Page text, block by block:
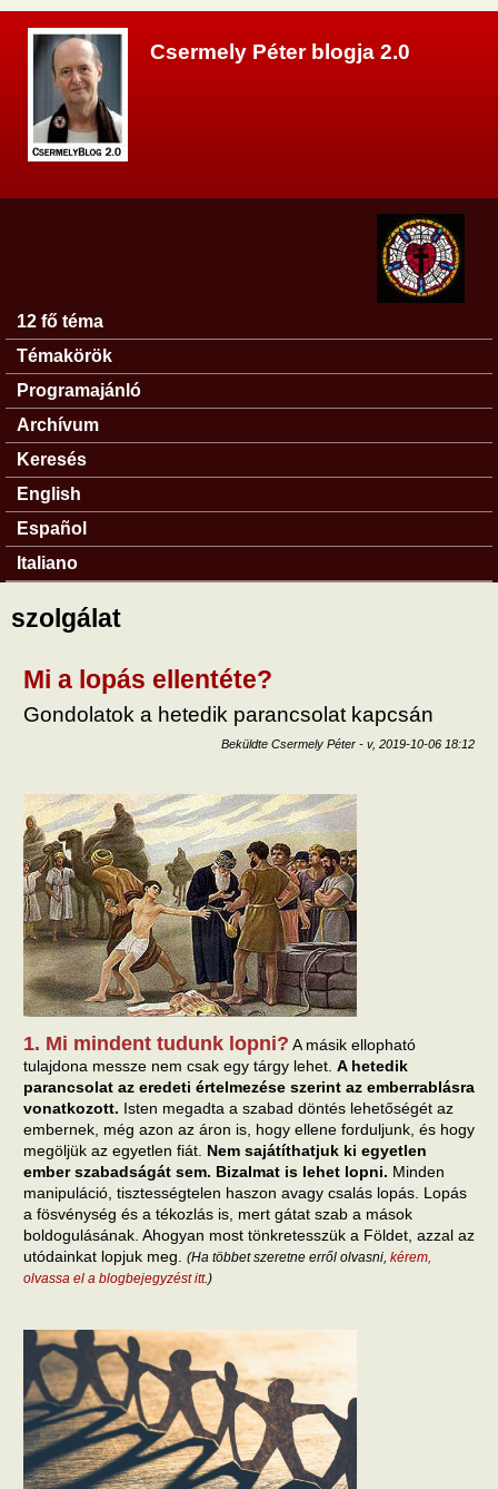
Csermely Péter blogja 2.0
Főmenü
12 fő téma
Témakörök
Programajánló
Archívum
Keresés
English
Español
Italiano
szolgálat
Mi a lopás ellentéte?
Gondolatok a hetedik parancsolat kapcsán
Beküldte Csermely Péter - v, 2019-10-06 18:12
1. Mi mindent tudunk lopni? A másik ellopható
tulajdona messze nem csak egy tárgy lehet. A hetedik
parancsolat az eredeti értelmezése szerint az emberrablásra
vonatkozott. Isten megadta a szabad döntés lehetőségét az
embernek, még azon az áron is, hogy ellene forduljunk, és hogy
megöljük az egyetlen fiát. Nem sajátíthatjuk ki egyetlen
ember szabadságát sem. Bizalmat is lehet lopni. Minden
manipuláció, tisztességtelen haszon avagy csalás lopás. Lopás
a fösvénység és a tékozlás is, mert gátat szab a mások
boldogulásának. Ahogyan most tönkretesszük a Földet, azzal az
utódainkat lopjuk meg. (Ha többet szeretne erről olvasni, kérem,
olvassa el a blogbejegyzést itt.)